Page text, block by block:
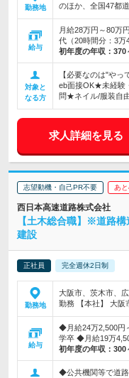
勤務地
のほか、全国47都
給与
月給28万円～80万
代（20時間分：3万
初年度の年収： 370
対象と
なる方
【必要なのは"や
eb面接OK★未経験
問★ネイル/服装自
求人詳細を見る
志望動機・自己PR不要 あ
西日本高速道路株式会社
【土木総合職】※道路
建設
正社員 完全週休2日制
勤務地
大阪市、茨木市、
勤務 【本社】 大阪
給与
◆月給24万2,500
学卒 ◆月給19万
初年度の年収： 300
◆公共機関等で道